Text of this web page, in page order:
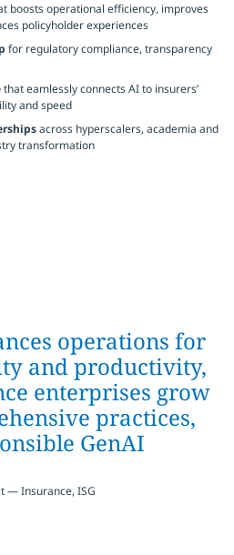
boosts operational efficiency, improves
policyholder experiences
for regulatory compliance, transparency
that eamlessly connects AI to insurers’
and speed
across hyperscalers, academia and
transformation
operations for
and productivity,
enterprises grow
practices,
GenAI
— Insurance, ISG